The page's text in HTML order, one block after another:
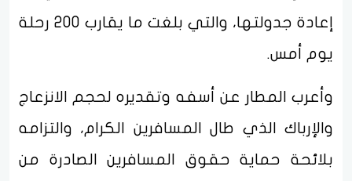
إعادة جدولتها، والتي بلغت ما يقارب 200 رحلة
يوم أمس.
وأعرب المطار عن أسفه وتقديره لحجم الانزعاج
والإرباك الذي طال المسافرين الكرام، والتزامه
بلائحة حماية حقوق المسافرين الصادرة من